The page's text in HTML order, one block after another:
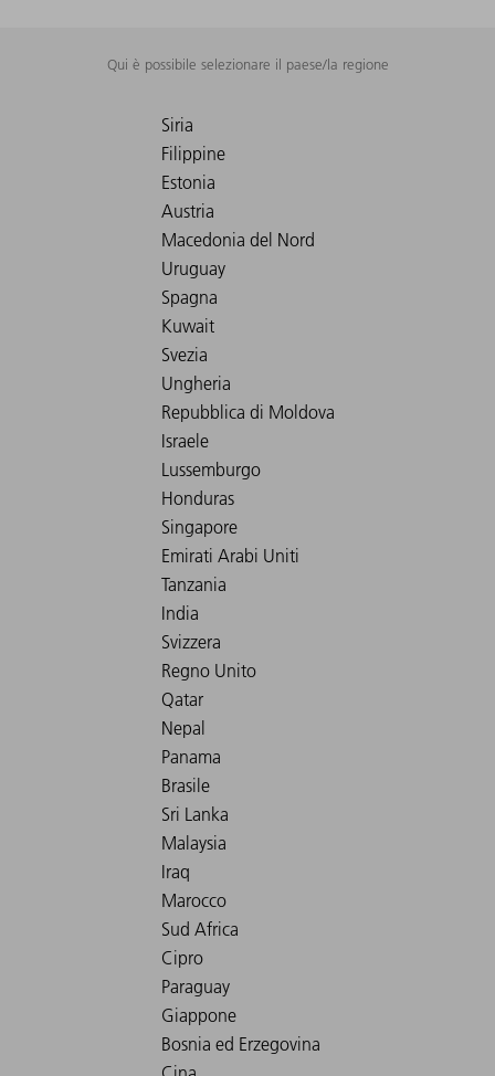
Qui è possibile selezionare il paese/la regione